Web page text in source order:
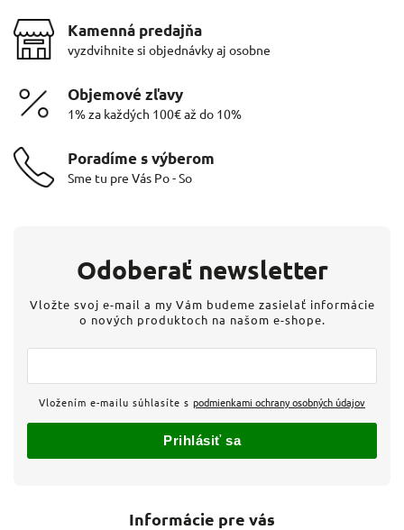
Kamenná predajňa
vyzdvihnite si objednávky aj osobne
Objemové zľavy
1% za každých 100€ až do 10%
Poradíme s výberom
Sme tu pre Vás Po - So
Informácie pre vás
Odoberať newsletter
Vložte svoj e-mail a my Vám budeme zasielať informácie
o nových produktoch na našom e-shope.
Vložením e-mailu súhlasíte s podmienkami ochrany osobných údajov
Prihlásiť sa